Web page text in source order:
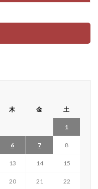
木 金 土
1
6 7 8
13 14 15
20 21 22